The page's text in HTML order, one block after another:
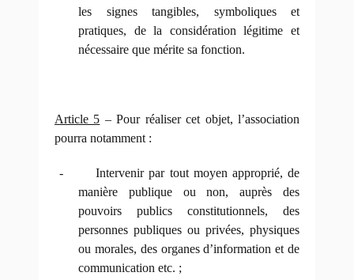
les signes tangibles, symboliques et
pratiques, de la considération légitime et
nécessaire que mérite sa fonction.
Article 5 – Pour réaliser cet objet, l’association
pourra notamment :
-
Intervenir par tout moyen approprié, de
manière publique ou non, auprès des
pouvoirs publics constitutionnels, des
personnes publiques ou privées, physiques
ou morales, des organes d’information et de
communication etc. ;